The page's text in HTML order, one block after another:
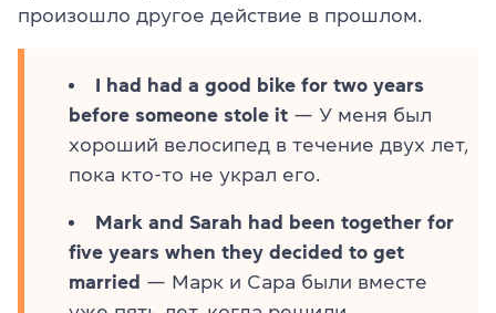
произошло другое действие в прошлом.
I had had a good bike for two years
before someone stole it — У меня был
хороший велосипед в течение двух лет,
пока кто-то не украл его.
Mark and Sarah had been together for
five years when they decided to get
married — Марк и Сара были вместе